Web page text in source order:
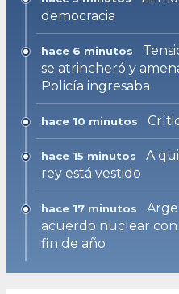
democracia
hace 6 minutos
se atrincheró y
Policía ingresaba
hace 10 minutos
hace 15 minutos
A
rey está vestido
hace 17 minutos
acuerdo nuclear con
fin de año